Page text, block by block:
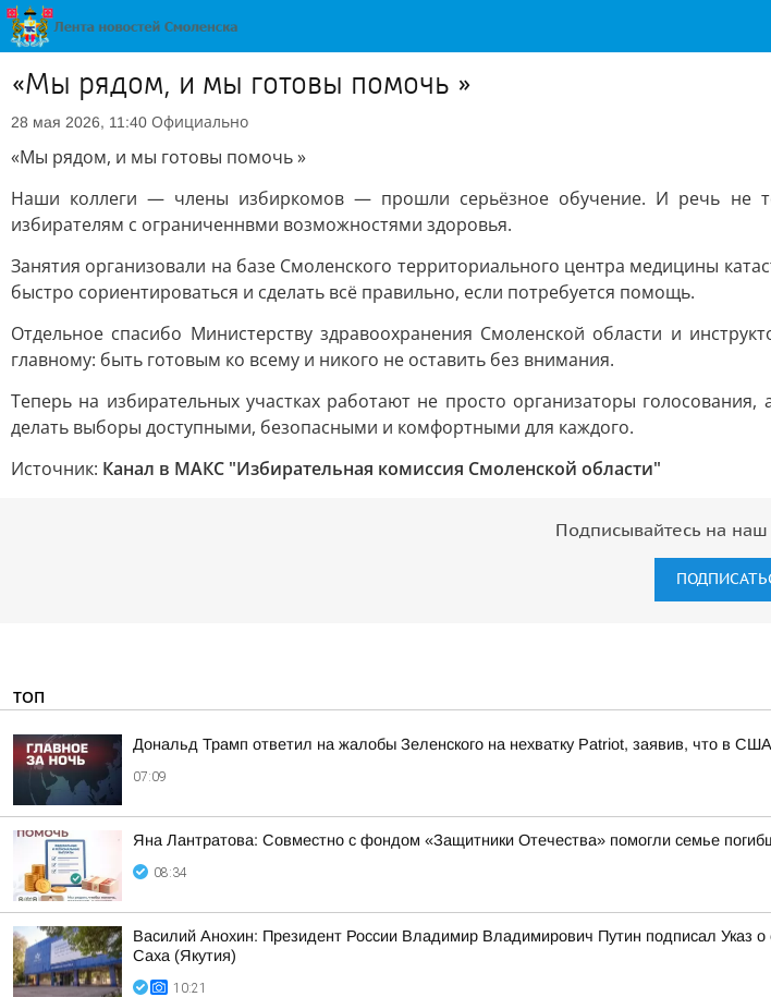
«Мы рядом, и мы готовы помочь »
28 мая 2026, 11:40 Официально
«Мы рядом, и мы готовы помочь »
Наши коллеги — члены избиркомов — прошли серьёзное обучение. И речь не
избирателям с ограниченнвми возможностями здоровья.
Занятия организовали на базе Смоленского территориального центра медицины
быстро сориентироваться и сделать всё правильно, если потребуется помощь.
Отдельное спасибо Министерству здравоохранения Смоленской области и
главному: быть готовым ко всему и никого не оставить без внимания.
Теперь на избирательных участках работают не просто организаторы
делать выборы доступными, безопасными и комфортными для каждого.
Источник: Канал в МАКС "Избирательная комиссия Смоленской области"
Подписывайтесь на
ТОП
Дональд Трамп ответил на жалобы Зеленского на нехватку Patriot, заявив, что в
07:09
Яна Лантратова: Совместно с фондом «Защитники Отечества» помогли семье
08:34
Василий Анохин: Президент России Владимир Владимирович Путин подписал Указ о
Саха (Якутия)
10:21